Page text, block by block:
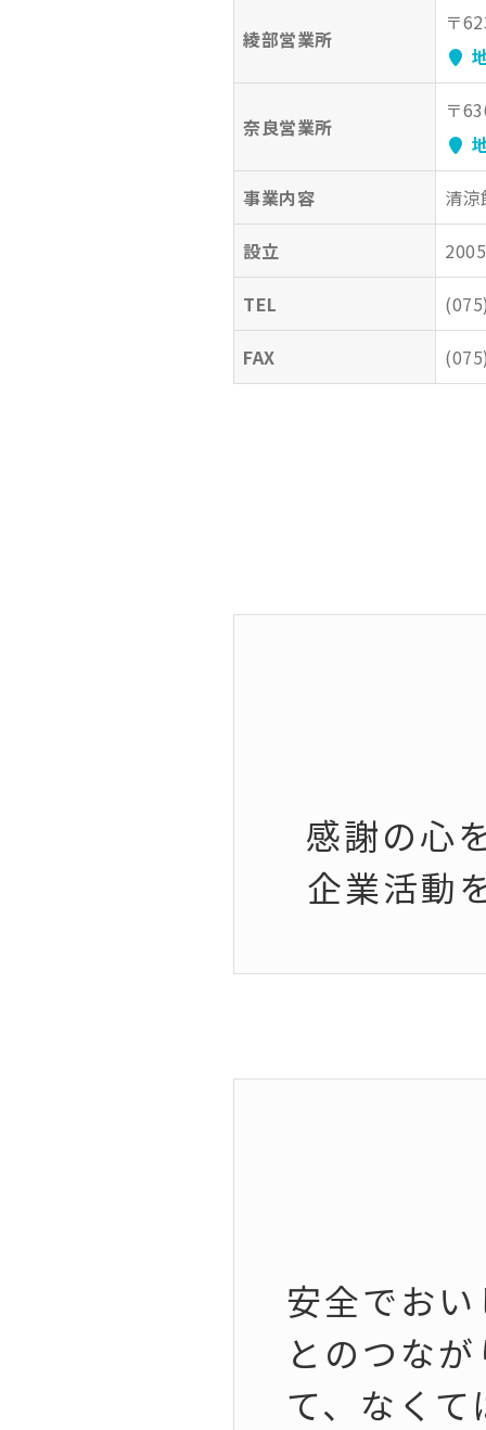
綾部営業所
〒
奈良営業所
〒
事業内容 清
設立
TEL
FAX
感謝の心
企業活動
安全でお
とのつな
て、なく